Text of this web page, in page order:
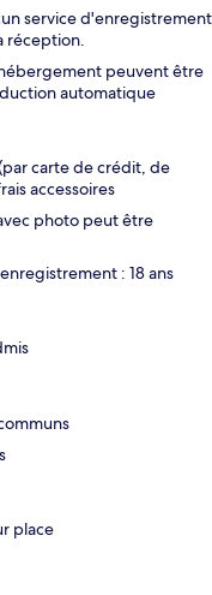
service d'enregistrement
réception.
peuvent être
automatique
carte de crédit, de
accessoires
photo peut être
: 18 ans
place